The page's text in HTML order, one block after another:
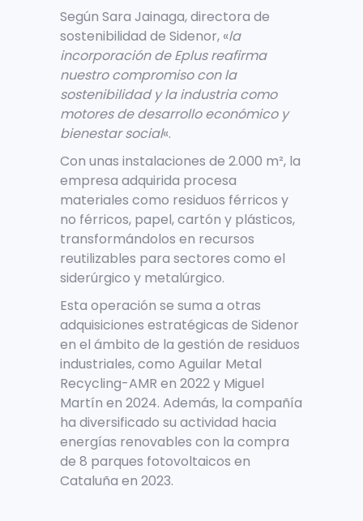
Según Sara Jainaga, directora de
sostenibilidad de Sidenor, «la
incorporación de Eplus reafirma
nuestro compromiso con la
sostenibilidad y la industria como
motores de desarrollo económico y
bienestar social«.
Con unas instalaciones de 2.000 m², la
empresa adquirida procesa
materiales como residuos férricos y
no férricos, papel, cartón y plásticos,
transformándolos en recursos
reutilizables para sectores como el
siderúrgico y metalúrgico.
Esta operación se suma a otras
adquisiciones estratégicas de Sidenor
en el ámbito de la gestión de residuos
industriales, como Aguilar Metal
Recycling-AMR en 2022 y Miguel
Martín en 2024. Además, la compañía
ha diversificado su actividad hacia
energías renovables con la compra
de 8 parques fotovoltaicos en
Cataluña en 2023.